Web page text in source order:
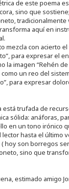
de este poema
sino que
aquí en
mezcla con acierto
para expresar el
la imagen “Rehén
un reo del
para expresar
está trufada de
sólida: anáforas,
en un tono irónico
lector hasta el último
hoy son borregos
sino que
estimado amigo